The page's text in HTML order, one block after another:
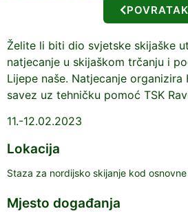
POVRATAK
Želite li biti dio svjetske skijaške
natjecanje u skijaškom trčanju i
Lijepe naše. Natjecanje organizira
savez uz tehničku pomoć TSK
11.-12.02.2023
Lokacija
Staza za nordijsko skijanje kod
Mjesto događanja